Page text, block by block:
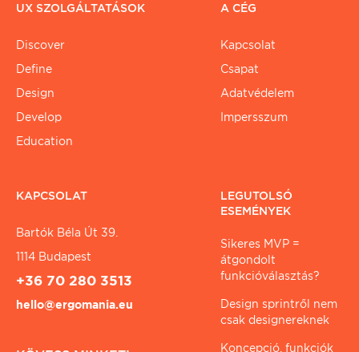
UX SZOLGÁLTATÁSOK
Discover
Define
Design
Develop
Education
A CÉG
Kapcsolat
Csapat
Adatvédelem
Impersszum
KAPCSOLAT
Bartók Béla Út 39.
1114 Budapest
+36 70 280 3513
hello@ergomania.eu
LEGUTOLSÓ
ESEMÉNYEK
Sikeres MVP =
átgondolt
funkcióválasztás?
Design sprintről nem
csak designereknek
Koncepció, funkciók